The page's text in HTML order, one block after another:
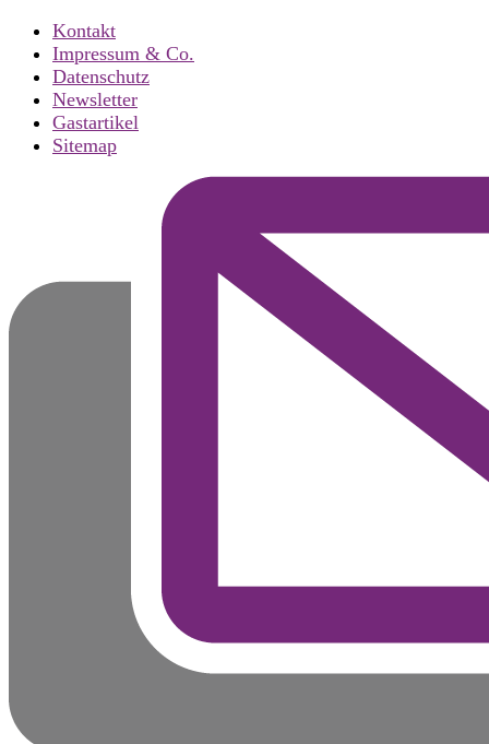
Kontakt
Impressum & Co.
Datenschutz
Newsletter
Gastartikel
Sitemap